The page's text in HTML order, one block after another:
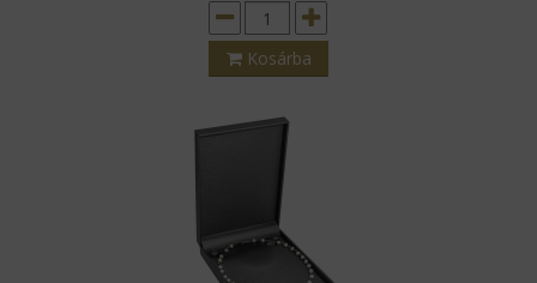
Kosárba